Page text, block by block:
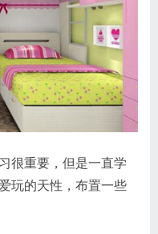
很重要，但是一直学
玩的天性，布置一些